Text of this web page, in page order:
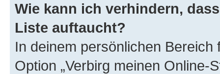
Wie kann ich verhindern,
Liste auftaucht?
In deinem persönlichen
Option „Verbirg meinen Online-